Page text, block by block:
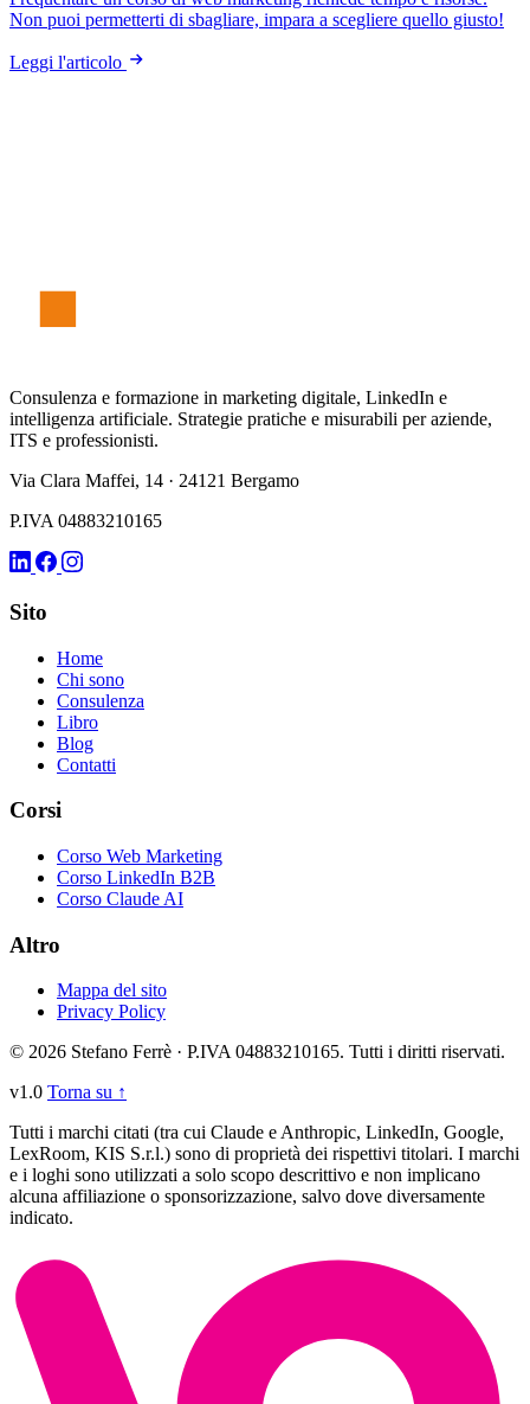
Non puoi permetterti di sbagliare, impara a scegliere quello giusto!
Leggi l'articolo
Consulenza e formazione in marketing digitale, LinkedIn e
intelligenza artificiale. Strategie pratiche e misurabili per aziende,
ITS e professionisti.
Via Clara Maffei, 14 · 24121 Bergamo
P.IVA 04883210165
Sito
Home
Chi sono
Consulenza
Libro
Blog
Contatti
Corsi
Corso Web Marketing
Corso LinkedIn B2B
Corso Claude AI
Altro
Mappa del sito
Privacy Policy
© 2026 Stefano Ferrè · P.IVA 04883210165. Tutti i diritti riservati.
v1.0 Torna su ↑
Tutti i marchi citati (tra cui Claude e Anthropic, LinkedIn, Google,
LexRoom, KIS S.r.l.) sono di proprietà dei rispettivi titolari. I marchi
e i loghi sono utilizzati a solo scopo descrittivo e non implicano
alcuna affiliazione o sponsorizzazione, salvo dove diversamente
indicato.